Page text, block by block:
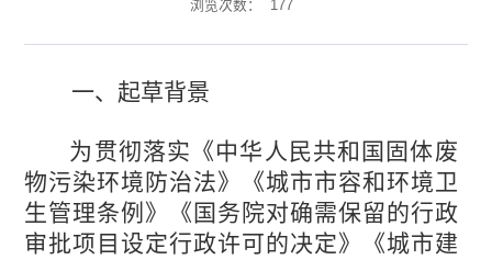
浏览次数：
177
一、起草背景
为贯彻落实《中华人民共和国固体废
物污染环境防治法》《城市市容和环境卫
生管理条例》《国务院对确需保留的行政
审批项目设定行政许可的决定》《城市建